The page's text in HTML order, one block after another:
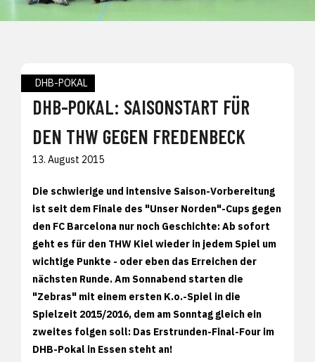
DHB-POKAL
DHB-POKAL: SAISONSTART FÜR
DEN THW GEGEN FREDENBECK
13. August 2015
Die schwierige und intensive Saison-Vorbereitung
ist seit dem Finale des "Unser Norden"-Cups gegen
den FC Barcelona nur noch Geschichte: Ab sofort
geht es für den THW Kiel wieder in jedem Spiel um
wichtige Punkte - oder eben das Erreichen der
nächsten Runde. Am Sonnabend starten die
"Zebras" mit einem ersten K.o.-Spiel in die
Spielzeit 2015/2016, dem am Sonntag gleich ein
zweites folgen soll: Das Erstrunden-Final-Four im
DHB-Pokal in Essen steht an!